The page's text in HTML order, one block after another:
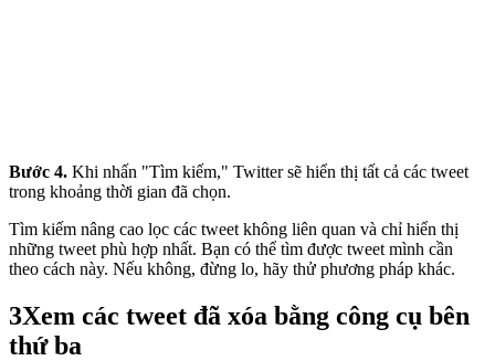
Bước 4. Khi nhấn "Tìm kiếm," Twitter sẽ hiển thị tất cả các tweet
trong khoảng thời gian đã chọn.
Tìm kiếm nâng cao lọc các tweet không liên quan và chỉ hiển thị
những tweet phù hợp nhất. Bạn có thể tìm được tweet mình cần
theo cách này. Nếu không, đừng lo, hãy thử phương pháp khác.
3Xem các tweet đã xóa bằng công cụ bên
thứ ba